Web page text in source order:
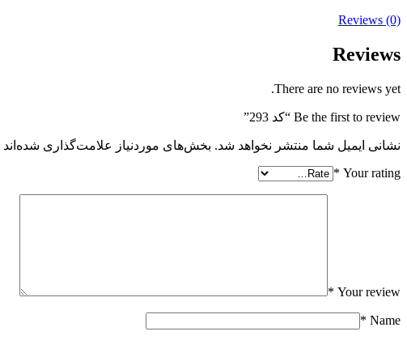
Reviews (0)
Reviews
There are no reviews yet.
Be the first to review “کد 293”
نشانی ایمیل شما منتشر نخواهد شد. بخش‌های موردنیاز علامت‌گذاری شده‌اند
Your rating
*
Your review
*
Name
*